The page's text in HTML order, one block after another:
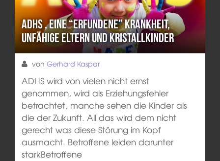
ADHS , eine “erfundene” Krankheit,
unfähige Eltern und Kristallkinder
von Gerhard Kaspar
ADHS wird von vielen nicht ernst
genommen, wird als Erziehungsfehler
betrachtet, manche sehen die Kinder als
die der Zukunft. All das wird dem nicht
gerecht was diese Störung im Kopf
ausmacht. Betroffene leiden darunter
starkBetroffene